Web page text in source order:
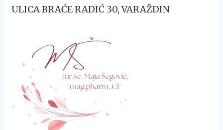
ULICA BRAĆE RADIĆ 30, VARAŽDIN